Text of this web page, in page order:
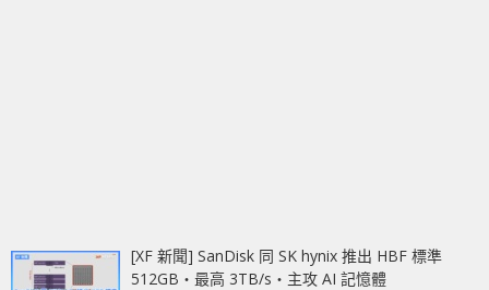
[XF 新聞] SanDisk 同 SK hynix 推出 HBF 標準
512GB‧最高 3TB/s‧主攻 AI 記憶體